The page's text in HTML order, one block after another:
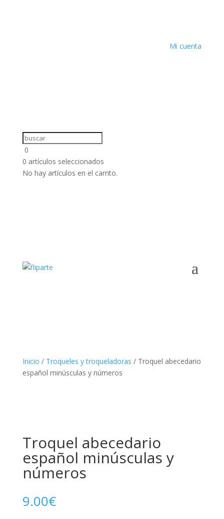
Mi cuenta
0
0 artículos seleccionados
No hay artículos en el carrito.
Inicio / Troqueles y troqueladoras / Troquel abecedario
español minúsculas y números
Troquel abecedario
español minúsculas y
números
9.00€